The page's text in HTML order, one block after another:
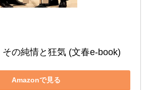
の純情と狂気 (文春e-book)
Amazonで見る